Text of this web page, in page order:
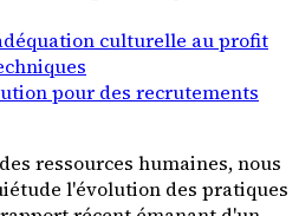
culturelle au profit
pour des recrutements
ressources humaines, nous
l'évolution des pratiques